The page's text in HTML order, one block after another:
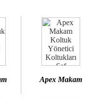
kaliteye önem
goldsit ve modern
birlikte karar verelim.
Büro Mobilya
Apex Makam